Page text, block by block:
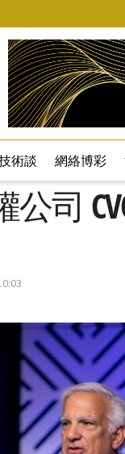
術談 網絡博彩
司